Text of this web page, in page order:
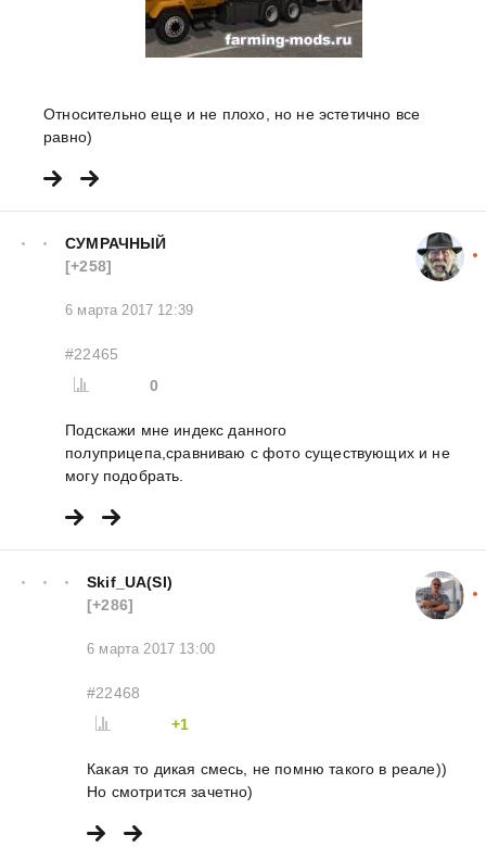
Относительно еще и не плохо, но не эстетично все
равно)
СУМРАЧНЫЙ
[+258]
6 марта 2017 12:39
#22465
0
Подскажи мне индекс данного
полуприцепа,сравниваю с фото существующих и не
могу подобрать.
Skif_UA(SI)
[+286]
6 марта 2017 13:00
#22468
+1
Какая то дикая смесь, не помню такого в реале))
Но смотрится зачетно)